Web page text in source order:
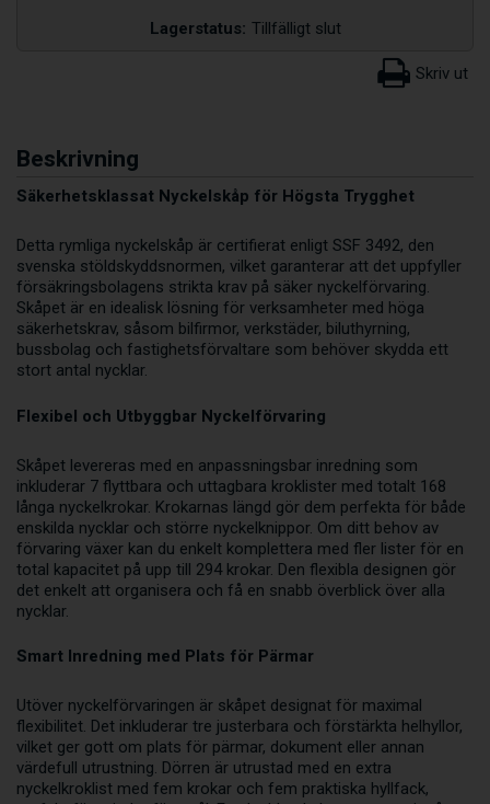
Lagerstatus: Tillfälligt slut
Beskrivning
Säkerhetsklassat Nyckelskåp för Högsta Trygghet
Detta rymliga nyckelskåp är certifierat enligt SSF 3492, den
svenska stöldskyddsnormen, vilket garanterar att det uppfyller
försäkringsbolagens strikta krav på säker nyckelförvaring.
Skåpet är en idealisk lösning för verksamheter med höga
säkerhetskrav, såsom bilfirmor, verkstäder, biluthyrning,
bussbolag och fastighetsförvaltare som behöver skydda ett
stort antal nycklar.
Flexibel och Utbyggbar Nyckelförvaring
Skåpet levereras med en anpassningsbar inredning som
inkluderar 7 flyttbara och uttagbara kroklister med totalt 168
långa nyckelkrokar. Krokarnas längd gör dem perfekta för både
enskilda nycklar och större nyckelknippor. Om ditt behov av
förvaring växer kan du enkelt komplettera med fler lister för en
total kapacitet på upp till 294 krokar. Den flexibla designen gör
det enkelt att organisera och få en snabb överblick över alla
nycklar.
Smart Inredning med Plats för Pärmar
Utöver nyckelförvaringen är skåpet designat för maximal
flexibilitet. Det inkluderar tre justerbara och förstärkta helhyllor,
vilket ger gott om plats för pärmar, dokument eller annan
värdefull utrustning. Dörren är utrustad med en extra
nyckelkroklist med fem krokar och fem praktiska hyllfack,